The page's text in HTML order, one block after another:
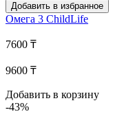
Добавить в избранное
Омега 3 ChildLife
7600 ₸
9600 ₸
Добавить в корзину
-43%